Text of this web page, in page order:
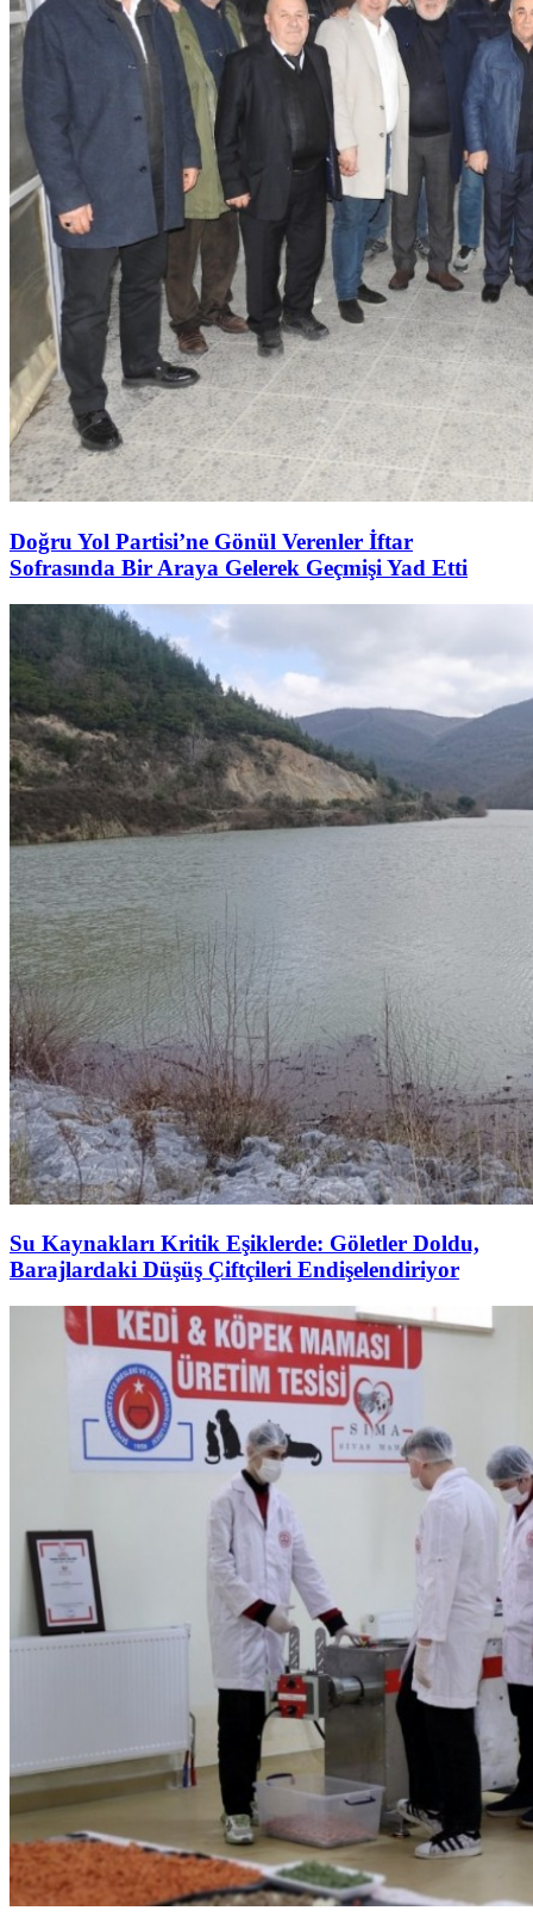
Doğru Yol Partisi’ne Gönül Verenler İftar
Sofrasında Bir Araya Gelerek Geçmişi Yad Etti
Su Kaynakları Kritik Eşiklerde: Göletler Doldu,
Barajlardaki Düşüş Çiftçileri Endişelendiriyor